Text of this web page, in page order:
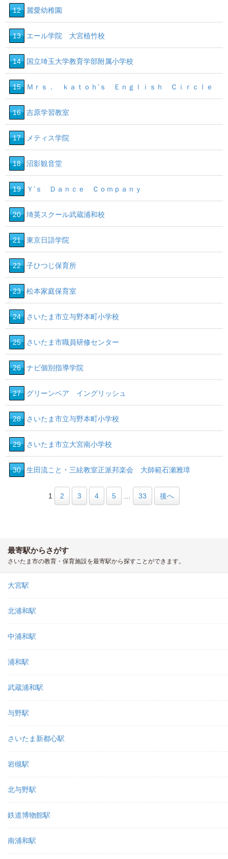
12 麗愛幼稚園
13 エール学院 大宮植竹校
14 国立埼玉大学教育学部附属小学校
15 Ｍｒｓ． ｋａｔｏｈ’ｓ Ｅｎｇｌｉｓｈ Ｃｉｒｃｌｅ
16 吉原学習教室
17 メティス学院
18 沼影観音堂
19 Ｙ’ｓ Ｄａｎｃｅ Ｃｏｍｐａｎｙ
20 埼英スクール武蔵浦和校
21 東京日語学院
22 子ひつじ保育所
23 松本家庭保育室
24 さいたま市立与野本町小学校
25 さいたま市職員研修センター
26 ナビ個別指導学院
27 グリーンベア イングリッシュ
28 さいたま市立与野本町小学校
29 さいたま市立大宮南小学校
30 生田流こと・三絃教室正派邦楽会 大師範石瀬雅璋
1 2 3 4 5 33 後へ
最寄駅からさがす
さいたま市の教育・保育施設を最寄駅から探すことができます。
大宮駅
北浦和駅
中浦和駅
浦和駅
武蔵浦和駅
与野駅
さいたま新都心駅
岩槻駅
北与野駅
鉄道博物館駅
南浦和駅